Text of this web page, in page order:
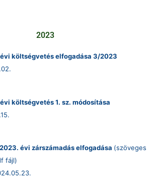
2023
költségvetés elfogadása 3/2023
költségvetés 1. sz. módosítása
évi zárszámadás elfogadása (szöveges
fájl)